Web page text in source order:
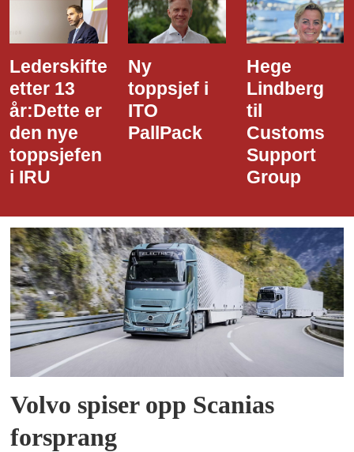
13
er
nye
Ny
toppsjef i
ITO
PallPack
Hege
Lindberg
Customs
Support
Group
i
Volvo spiser opp Scanias
forsprang